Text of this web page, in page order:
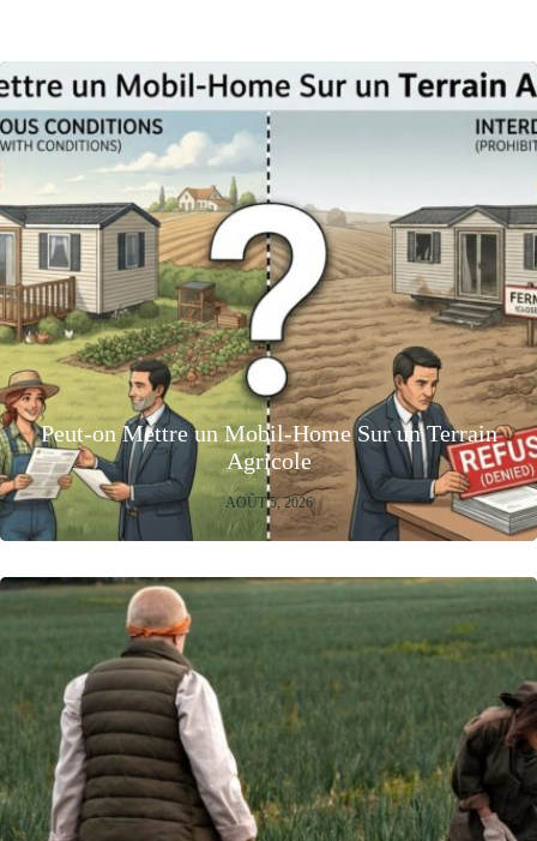
Peut-on Mettre un Mobil-Home Sur un Terrain
Agricole
AOÛT 5, 2026